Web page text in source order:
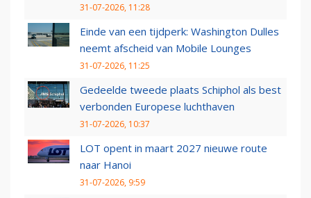
31-07-2026, 11:28
Einde van een tijdperk: Washington Dulles
neemt afscheid van Mobile Lounges
31-07-2026, 11:25
Gedeelde tweede plaats Schiphol als best
verbonden Europese luchthaven
31-07-2026, 10:37
LOT opent in maart 2027 nieuwe route
naar Hanoi
31-07-2026, 9:59